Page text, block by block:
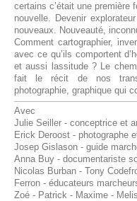
certains c’était une première
nouvelle. Devenir
nouveaux. Nouveauté,
Comment cartographier,
avec ce qu’ils comportent
et aussi lassitude ? Le
fait le récit de nos
photographie, graphique qui
Avec
Julie Seiller - conceptrice et
Erick Deroost - photographe
Josep Gislason - guide
Anna Buy - documentariste
Nicolas Burban - Tony
Ferron - éducateurs
Zoé - Patrick - Maxime -